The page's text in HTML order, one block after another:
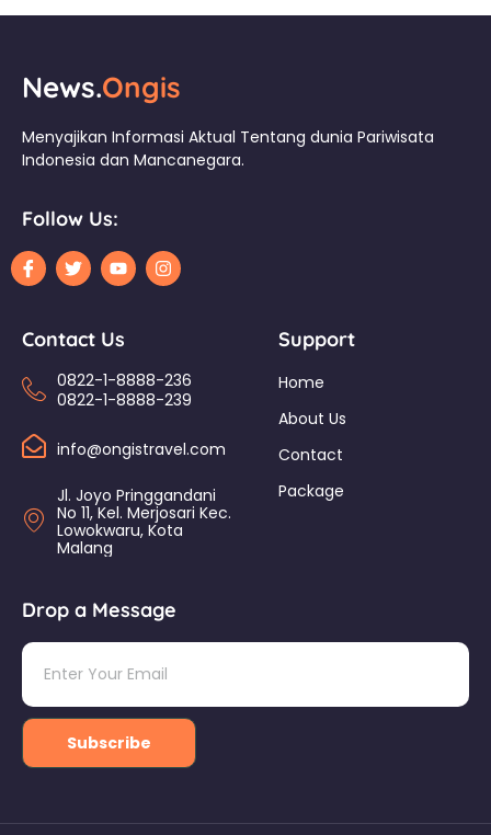
News.Ongis
Menyajikan Informasi Aktual Tentang dunia Pariwisata
Indonesia dan Mancanegara.
Follow Us:
Contact Us
0822-1-8888-236
0822-1-8888-239
info@ongistravel.com
Jl. Joyo Pringgandani
No 11, Kel. Merjosari Kec.
Lowokwaru, Kota
Malang
Support
Home
About Us
Contact
Package
Drop a Message
Subscribe